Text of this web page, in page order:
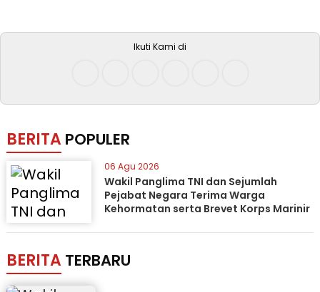
Ikuti Kami di
BERITA POPULER
06 Agu 2026
Wakil Panglima TNI dan Sejumlah
Pejabat Negara Terima Warga
Kehormatan serta Brevet Korps Marinir
BERITA TERBARU